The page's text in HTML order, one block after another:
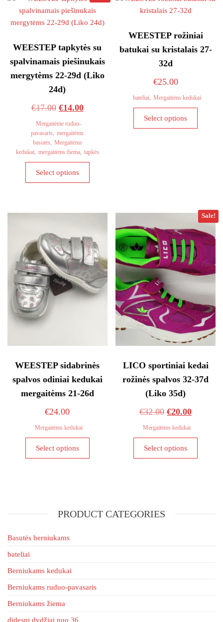
WEESTEP tapkytės su
spalvinamais piešinukais
mergytėms 22-29d (Liko
24d)
€17.00 Original
price
was:
€17.00.
€14.00Current
is:
€14.00.
Mergaitėme ruduo-
pavasaris, mergaitėms
basutės, Mergaitėms
kedukai, mergaitėms žiema, tapkės
Select options
This
variants.
options
may
be
chosen
on
the
WEESTEP rožiniai
batukai su kristalais 27-
32d
€25.00
bateliai, Mergaitėms kedukai
Select options
chosen
on
the
product
page
WEESTEP sidabrinės
spalvos odiniai kedukai
mergaitėms 21-26d
€24.00
Mergaitėms kedukai
Select options
This
options
product
Sale!
LICO sportiniai kedai
rožinės spalvos 32-37d
(Liko 35d)
€32.00 Original
price
was:
€32.00.
€20.00Current
is:
Mergaitėms kedukai
Select options
options
PRODUCT CATEGORIES
Basutės berniukams
bateliai
Berniukams kedukai
Berniukams ruduo-pavasaris
Berniukams žiema
didesni dydžiai nuo 36